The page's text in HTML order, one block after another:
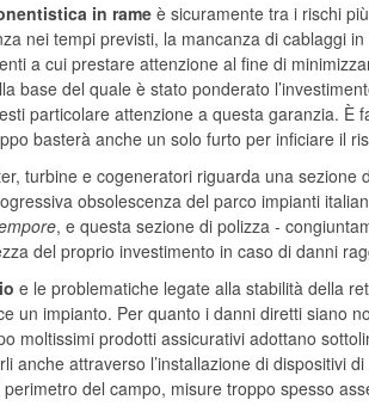
in rame è sicuramente tra i rischi
nei tempi previsti, la mancanza di cablaggi
a cui prestare attenzione al fine di
base del quale è stato ponderato
particolare attenzione a questa garanzia. È
basterà anche un solo furto per inficiare il
turbine e cogeneratori riguarda una
obsolescenza del parco impianti
, e questa sezione di polizza -
del proprio investimento in caso di danni
e le problematiche legate alla stabilità della
un impianto. Per quanto i danni diretti siano
moltissimi prodotti assicurativi adottano
anche attraverso l’installazione di dispositivi
del campo, misure troppo spesso